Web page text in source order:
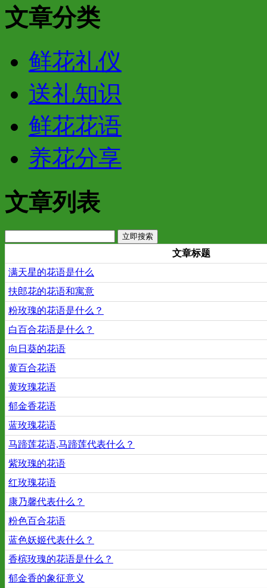
文章分类
鲜花礼仪
送礼知识
鲜花花语
养花分享
文章列表
文章标题
满天星的花语是什么
扶郎花的花语和寓意
粉玫瑰的花语是什么？
白百合花语是什么？
向日葵的花语
黄百合花语
黄玫瑰花语
郁金香花语
蓝玫瑰花语
马蹄莲花语,马蹄莲代表什么？
紫玫瑰的花语
红玫瑰花语
康乃馨代表什么？
粉色百合花语
蓝色妖姬代表什么？
香槟玫瑰的花语是什么？
郁金香的象征意义